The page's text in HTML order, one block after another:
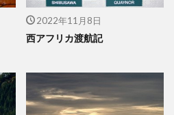
2022年11月8日
西アフリカ渡航記